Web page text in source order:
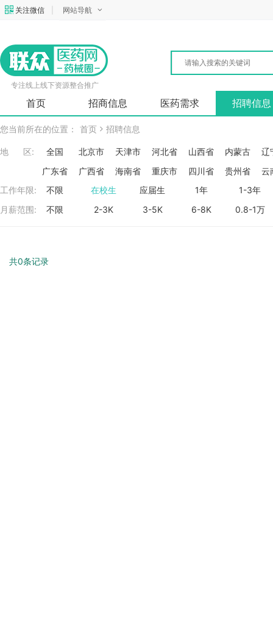
关注微信 网站导航
专注线上线下资源整合推广
首页 招商信息 医药需求 招聘信息
您当前所在的位置： 首页 招聘信息
地 区: 全国 北京市 天津市 河北省 山西省 内蒙古
辽
广东省
广西省 海南省 重庆市 四川省 贵州省
云
工作年限:
不限 在校生 应届生 1年
1-3年
月薪范围:
不限 2-3K 3-5K 6-8K 0.8-1万
共0条记录